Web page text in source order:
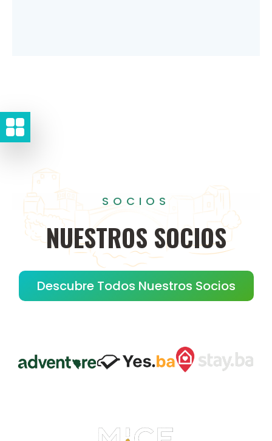
SOCIOS
NUESTROS SOCIOS
Descubre Todos Nuestros Socios